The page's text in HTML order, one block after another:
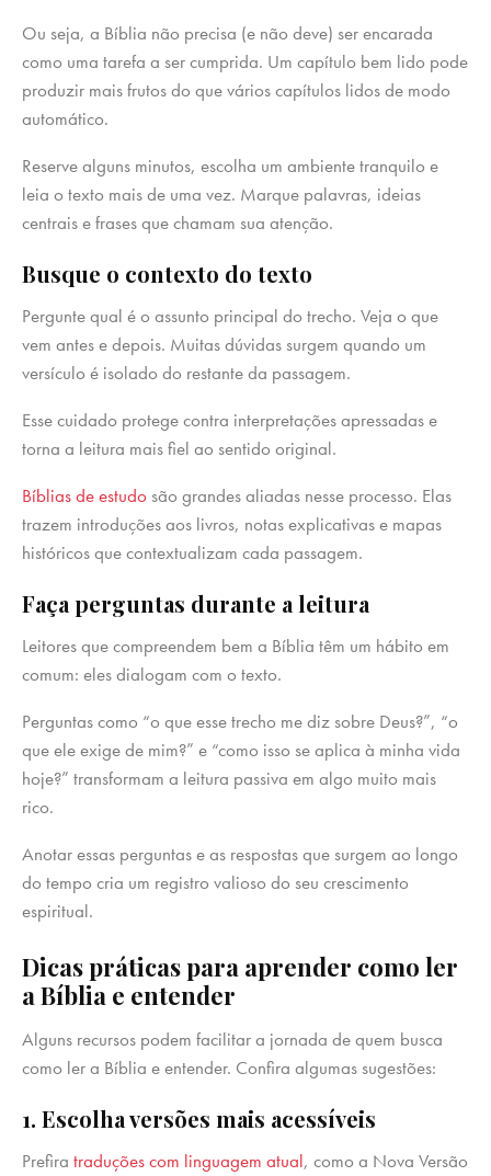
Ou seja, a Bíblia não precisa (e não deve) ser encarada
como uma tarefa a ser cumprida. Um capítulo bem lido pode
produzir mais frutos do que vários capítulos lidos de modo
automático.
Reserve alguns minutos, escolha um ambiente tranquilo e
leia o texto mais de uma vez. Marque palavras, ideias
centrais e frases que chamam sua atenção.
Busque o contexto do texto
Pergunte qual é o assunto principal do trecho. Veja o que
vem antes e depois. Muitas dúvidas surgem quando um
versículo é isolado do restante da passagem.
Esse cuidado protege contra interpretações apressadas e
torna a leitura mais fiel ao sentido original.
Bíblias de estudo são grandes aliadas nesse processo. Elas
trazem introduções aos livros, notas explicativas e mapas
históricos que contextualizam cada passagem.
Faça perguntas durante a leitura
Leitores que compreendem bem a Bíblia têm um hábito em
comum: eles dialogam com o texto.
Perguntas como “o que esse trecho me diz sobre Deus?”, “o
que ele exige de mim?” e “como isso se aplica à minha vida
hoje?” transformam a leitura passiva em algo muito mais
rico.
Anotar essas perguntas e as respostas que surgem ao longo
do tempo cria um registro valioso do seu crescimento
espiritual.
Dicas práticas para aprender como ler
a Bíblia e entender
Alguns recursos podem facilitar a jornada de quem busca
como ler a Bíblia e entender. Confira algumas sugestões:
1. Escolha versões mais acessíveis
Prefira traduções com linguagem atual, como a Nova Versão